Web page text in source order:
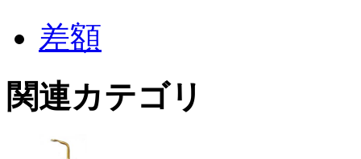
差額
関連カテゴリ